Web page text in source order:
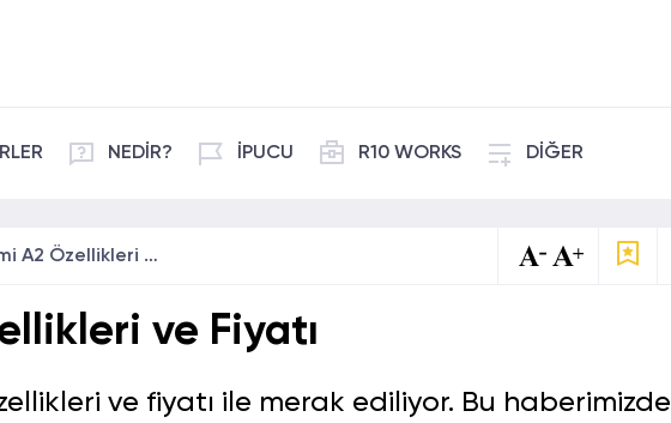
NEDİR? İPUCU R10 WORKS DİĞER
Redmi A2 Özellikleri ve Fiyatı
ve Fiyatı
ve fiyatı ile merak ediliyor. Bu haberimizde